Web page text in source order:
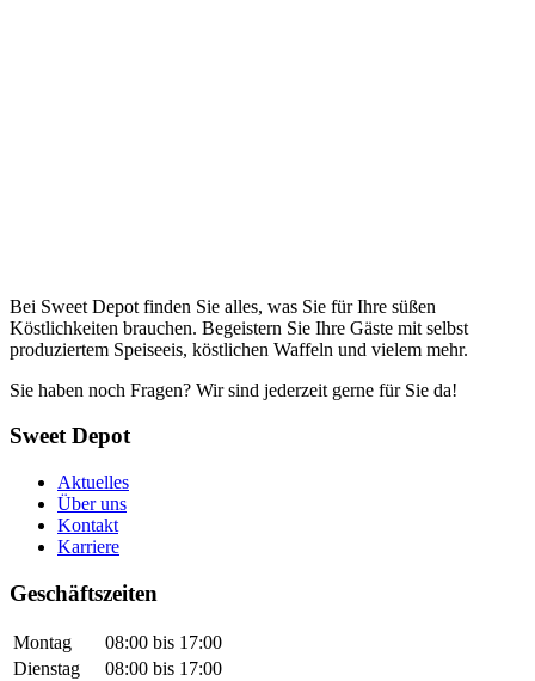
Bei Sweet Depot finden Sie alles, was Sie für Ihre süßen
Köstlichkeiten brauchen. Begeistern Sie Ihre Gäste mit selbst
produziertem Speiseeis, köstlichen Waffeln und vielem mehr.
Sie haben noch Fragen? Wir sind jederzeit gerne für Sie da!
Sweet Depot
Aktuelles
Über uns
Kontakt
Karriere
Geschäftszeiten
Montag
08:00 bis 17:00
Dienstag
08:00 bis 17:00